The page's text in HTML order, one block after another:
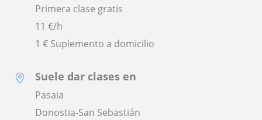
Primera clase gratis
11 €/h
1 € Suplemento a domicilio
Suele dar clases en
Pasaia
Donostia-San Sebastián